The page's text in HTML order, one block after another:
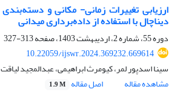
ارزیابی تغییرات زمانی- مکانی و
دیناچال با استفاده از داده‌برداری میدانی
دوره 55، شماره 2، اردیبهشت 1403، صفحه
313-327
10.22059/ijswr.2024.369232.669614
سینا اسدپور لمر، کیومرث ابراهیمی، عبدالمجید
مشاهده مقاله
اصل مقاله 1.9 M